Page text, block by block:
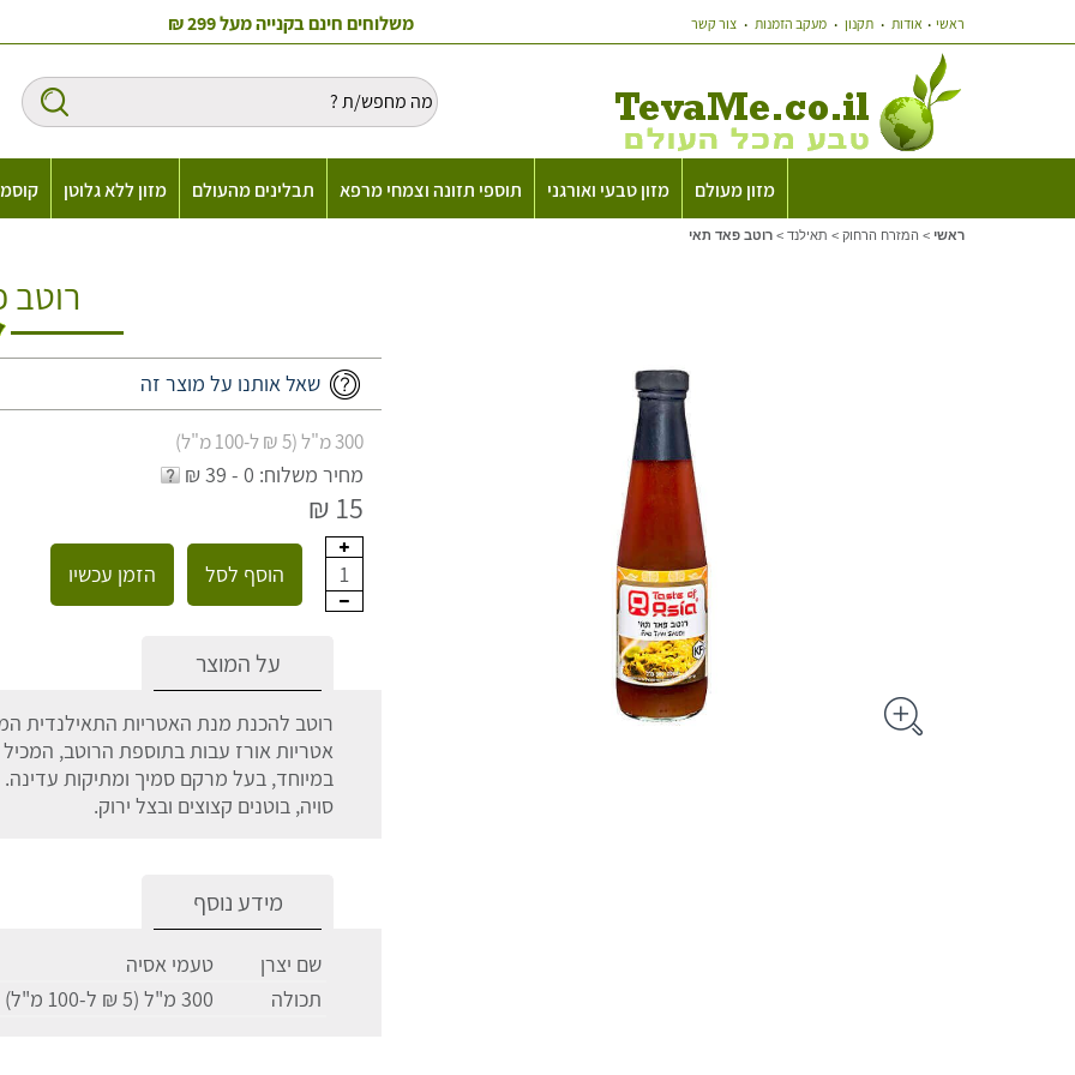
ראשי אודות תקנון מעקב הזמנות צור קשר משלוחים חינם בקנייה מעל 299 ₪
מזון מעולם מזון טבעי ואורגני תוספי תזונה וצמחי מרפא תבלינים מהעולם מזון ללא גלוטן
ראשי > המזרח הרחוק > תאילנד > רוטב פאד תאי
רוטב
שאל אותנו על מוצר זה
300 מ"ל (5 ₪ ל-100 מ"ל)
מחיר משלוח: 0 - 39 ₪
15 ₪
1 הוסף לסל הזמן עכשיו
על המוצר
רוטב להכנת מנת האטריות התאילנדית
אטריות אורז עבות בתוספת הרוטב,
במיוחד, בעל מרקם סמיך ומתיקות
סויה, בוטנים קצוצים ובצל ירוק.
מידע נוסף
שם יצרן
טעמי אסיה
תכולה
300 מ"ל (5 ₪ ל-100 מ"ל)